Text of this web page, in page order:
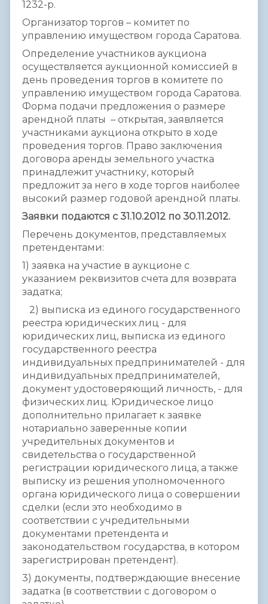
1232-р.
Организатор торгов – комитет по
управлению имуществом города Саратова.
Определение участников аукциона
осуществляется аукционной комиссией в
день проведения торгов в комитете по
управлению имуществом города Саратова.
Форма подачи предложения о размере
арендной платы – открытая, заявляется
участниками аукциона открыто в ходе
проведения торгов. Право заключения
договора аренды земельного участка
принадлежит участнику, который
предложит за него в ходе торгов наиболее
высокий размер годовой арендной платы.
Заявки подаются с 31.10.2012 по 30.11.2012.
Перечень документов, представляемых
претендентами:
1) заявка на участие в аукционе с
указанием реквизитов счета для возврата
задатка;
2) выписка из единого государственного
реестра юридических лиц - для
юридических лиц, выписка из единого
государственного реестра
индивидуальных предпринимателей - для
индивидуальных предпринимателей,
документ удостоверяющий личность, - для
физических лиц. Юридическое лицо
дополнительно прилагает к заявке
нотариально заверенные копии
учредительных документов и
свидетельства о государственной
регистрации юридического лица, а также
выписку из решения уполномоченного
органа юридического лица о совершении
сделки (если это необходимо в
соответствии с учредительными
документами претендента и
законодательством государства, в котором
зарегистрирован претендент).
3) документы, подтверждающие внесение
задатка (в соответствии с договором о